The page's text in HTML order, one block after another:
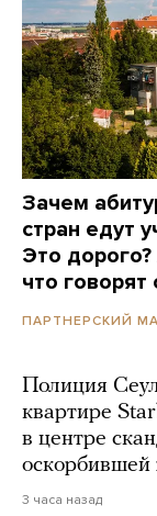
Зачем
стран едут
Это
что говорят
ПАРТНЕРСКИЙ
Полиция
квартире
в центре
3 часа назад